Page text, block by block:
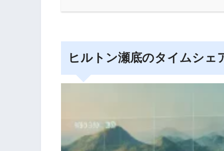
ヒルトン瀬底のタイムシェ